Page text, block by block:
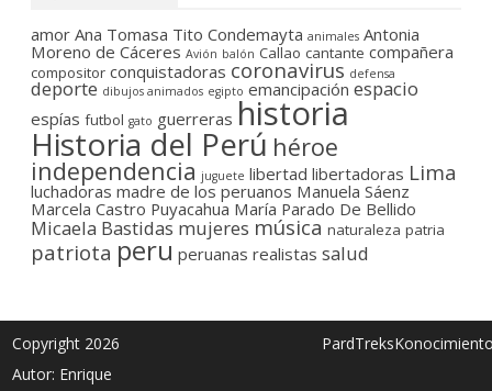
amor Ana Tomasa Tito Condemayta animales Antonia
Moreno de Cáceres Avión balón Callao cantante compañera
compositor conquistadoras coronavirus defensa
deporte dibujos animados egipto emancipación espacio
espías futbol gato guerreras historia
Historia del Perú héroe
independencia juguete libertad libertadoras Lima
luchadoras madre de los peruanos Manuela Sáenz
Marcela Castro Puyacahua María Parado De Bellido
Micaela Bastidas mujeres música naturaleza patria
patriota peru peruanas realistas salud
Copyright 2026
Autor: Enrique